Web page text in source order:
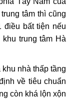
tâm thì cũng
điều bất tiện nếu
trung tâm Hà
nhà thấp tầng
về tiêu chuẩn
còn khá lộn xộn